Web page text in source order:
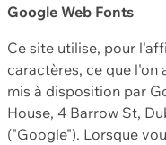
Google Web Fonts
Ce site utilise, pour
caractères, ce que l'on
mis à disposition par
House, 4 Barrow St,
("Google"). Lorsque